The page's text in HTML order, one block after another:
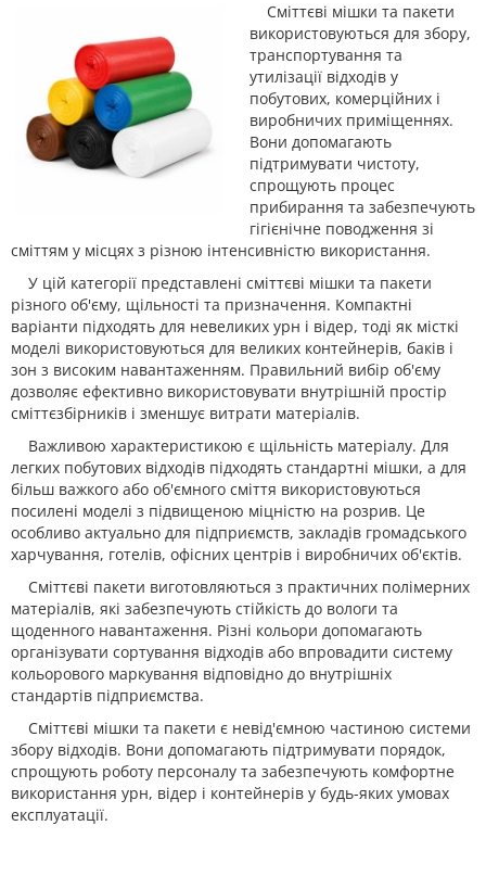
Сміттєві мішки та пакети
використовуються для збору,
транспортування та
утилізації відходів у
побутових, комерційних і
виробничих приміщеннях.
Вони допомагають
підтримувати чистоту,
спрощують процес
прибирання та забезпечують
гігієнічне поводження зі
сміттям у місцях з різною інтенсивністю використання.
У цій категорії представлені сміттєві мішки та пакети
різного об'єму, щільності та призначення. Компактні
варіанти підходять для невеликих урн і відер, тоді як місткі
моделі використовуються для великих контейнерів, баків і
зон з високим навантаженням. Правильний вибір об'єму
дозволяє ефективно використовувати внутрішній простір
сміттєзбірників і зменшує витрати матеріалів.
Важливою характеристикою є щільність матеріалу. Для
легких побутових відходів підходять стандартні мішки, а для
більш важкого або об'ємного сміття використовуються
посилені моделі з підвищеною міцністю на розрив. Це
особливо актуально для підприємств, закладів громадського
харчування, готелів, офісних центрів і виробничих об'єктів.
Сміттєві пакети виготовляються з практичних полімерних
матеріалів, які забезпечують стійкість до вологи та
щоденного навантаження. Різні кольори допомагають
організувати сортування відходів або впровадити систему
кольорового маркування відповідно до внутрішніх
стандартів підприємства.
Сміттєві мішки та пакети є невід'ємною частиною системи
збору відходів. Вони допомагають підтримувати порядок,
спрощують роботу персоналу та забезпечують комфортне
використання урн, відер і контейнерів у будь-яких умовах
експлуатації.